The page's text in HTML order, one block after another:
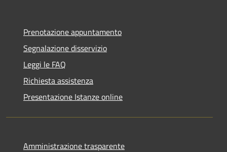
Prenotazione appuntamento
Segnalazione disservizio
Leggi le FAQ
Richiesta assistenza
Presentazione Istanze online
Amministrazione trasparente